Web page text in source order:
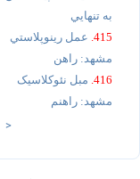
به تنهايي
415. عمل رينوپلاستي
مشهد: راهن
416. مبل نئوکلاسيک
مشهد: راهنم
>